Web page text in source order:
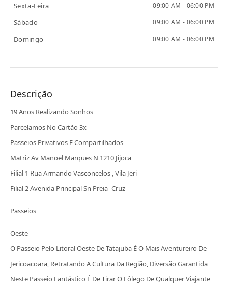
Sexta-Feira 09:00 AM - 06:00 PM
Sábado 09:00 AM - 06:00 PM
Domingo 09:00 AM - 06:00 PM
Descrição
19 Anos Realizando Sonhos
Parcelamos No Cartão 3x
Passeios Privativos E Compartilhados
Matriz Av Manoel Marques N 1210 Jijoca
Filial 1 Rua Armando Vasconcelos , Vila Jeri
Filial 2 Avenida Principal Sn Preia -Cruz
Passeios
Oeste
O Passeio Pelo Litoral Oeste De Tatajuba É O Mais Aventureiro De
Jericoacoara, Retratando A Cultura Da Região, Diversão Garantida
Neste Passeio Fantástico É De Tirar O Fôlego De Qualquer Viajante